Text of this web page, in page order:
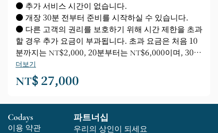
● 추가 서비스 시간이 없습니다.
● 개장 30분 전부터 준비를 시작하실 수 있습니다.
● 다른 고객의 권리를 보호하기 위해 시간 제한을 초과
할 경우 추가 요금이 부과됩니다. 초과 요금은 처음 10
분까지는 NT$2,000, 20분부터는 NT$6,000이며, 30분
이상 초과할 경우에는 전체 프라이빗 세션 요금이 부과
됩니다.
더보기
NT$ 27,000
Codays
이용 약관
파트너십
우리의 상인이 되세요